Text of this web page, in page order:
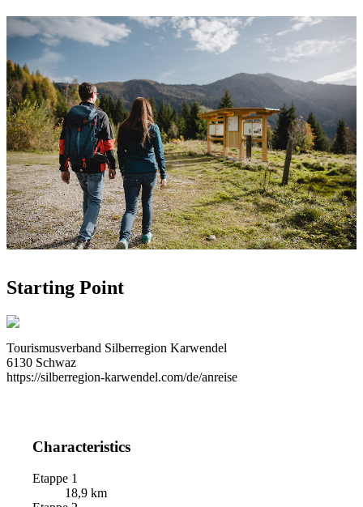
Characteristics
Etappe 1
18,9 km
Starting Point
Tourismusverband Silberregion Karwendel
6130 Schwaz
https://silberregion-karwendel.com/de/anreise